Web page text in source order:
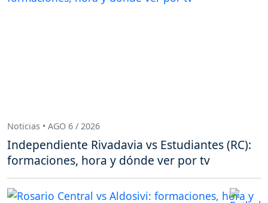
Noticias • AGO 6 / 2026
Independiente Rivadavia vs Estudiantes (RC):
formaciones, hora y dónde ver por tv